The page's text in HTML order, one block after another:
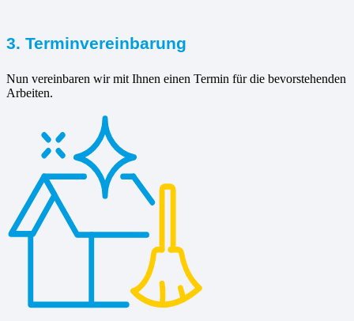
3. Terminvereinbarung
Nun vereinbaren wir mit Ihnen einen Termin für die bevorstehenden
Arbeiten.